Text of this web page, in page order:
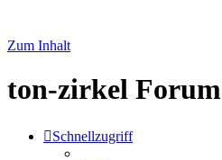
Zum Inhalt
ton-zirkel Forum
Schnellzugriff